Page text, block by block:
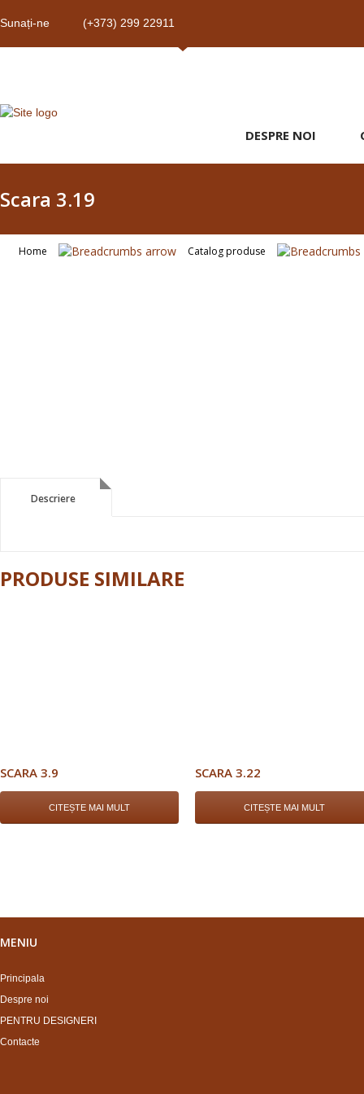
Sunați-ne (+373) 299 22911
DESPRE NOI
Scara 3.19
Home Catalog produse
Descriere
Descriere
PRODUSE SIMILARE
SCARA 3.9
CITEȘTE MAI MULT
SCARA 3.22
CITEȘTE MAI MULT
MENIU
Principala
Despre noi
PENTRU DESIGNERI
Contacte